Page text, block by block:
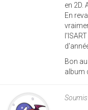
en 2D.
En
Bon
album